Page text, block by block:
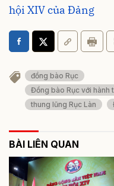
hội XIV của Đảng
đồng bào Rục
Đồng bào Rục với hành
thung lũng Rục Làn
BÀI LIÊN QUAN